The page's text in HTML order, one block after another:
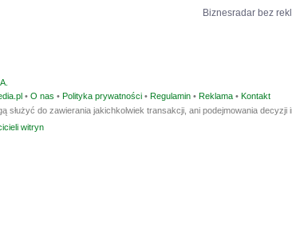
Biznesradar bez
• O nas • Polityka prywatności • Regulamin • Reklama • Kontakt
służyć do zawierania jakichkolwiek transakcji, ani podejmowania decyzji
witryn